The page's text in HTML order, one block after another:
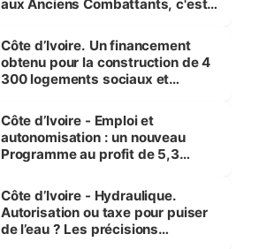
aux Anciens Combattants, c'est
Côte d’Ivoire. Un financement
obtenu pour la construction de 4
300 logements sociaux et
et Yamoussoukro
Côte d’Ivoire - Emploi et
autonomisation : un nouveau
Programme au profit de 5,3
Côte d’Ivoire - Hydraulique.
Autorisation ou taxe pour puiser
de l’eau ? Les précisions